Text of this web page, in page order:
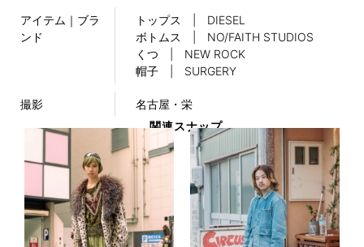
アイテム｜ブラ
ンド
トップス | DIESEL
ボトムス | NO/FAITH STUDIOS
くつ | NEW ROCK
帽子 | SURGERY
撮影
名古屋・栄
関連スナップ